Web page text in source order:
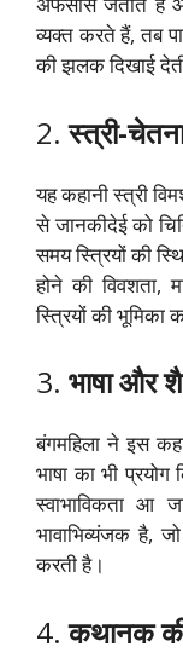
व्यक्त करते हैं, तब
की झलक दिखाई
2.स्त्री-
यह कहानी स्त्री
से जानकीदेई को
समय स्त्रियों की
होने की विवशता,
स्त्रियों की भूमिका
3. भाषा और
बंगमहिला ने इस
भाषा का भी
स्वाभाविकता आ
भावाभिव्यंजक है,
करती है।
4.कथानक